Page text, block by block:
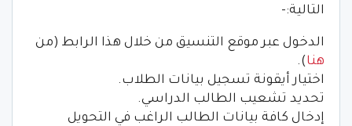
التالية:-
الدخول عبر موقع التنسيق من خلال هذا الرابط (من
هنا).
اختيار أيقونة تسجيل بيانات الطلاب.
تحديد تشعيب الطالب الدراسي.
إدخال كافة بيانات الطالب الراغب في التحويل